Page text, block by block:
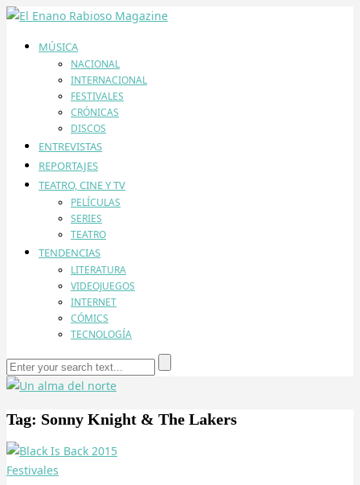
MÚSICA
NACIONAL
INTERNACIONAL
FESTIVALES
CRÓNICAS
DISCOS
ENTREVISTAS
REPORTAJES
TEATRO, CINE Y TV
PELÍCULAS
SERIES
TEATRO
TENDENCIAS
LITERATURA
VIDEOJUEGOS
INTERNET
CÓMICS
TECNOLOGÍA
Tag: Sonny Knight & The Lakers
Festivales